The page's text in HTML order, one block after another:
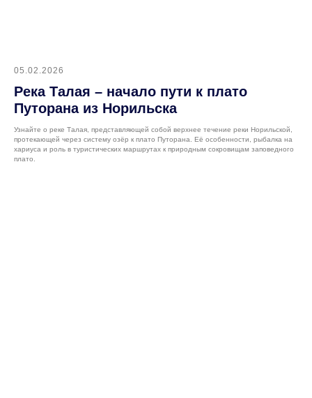
05.02.2026
Река Талая – начало пути к плато
Путорана из Норильска
Узнайте о реке Талая, представляющей собой верхнее течение реки Норильской,
протекающей через систему озёр к плато Путорана. Её особенности, рыбалка на
хариуса и роль в туристических маршрутах к природным сокровищам заповедного
плато.